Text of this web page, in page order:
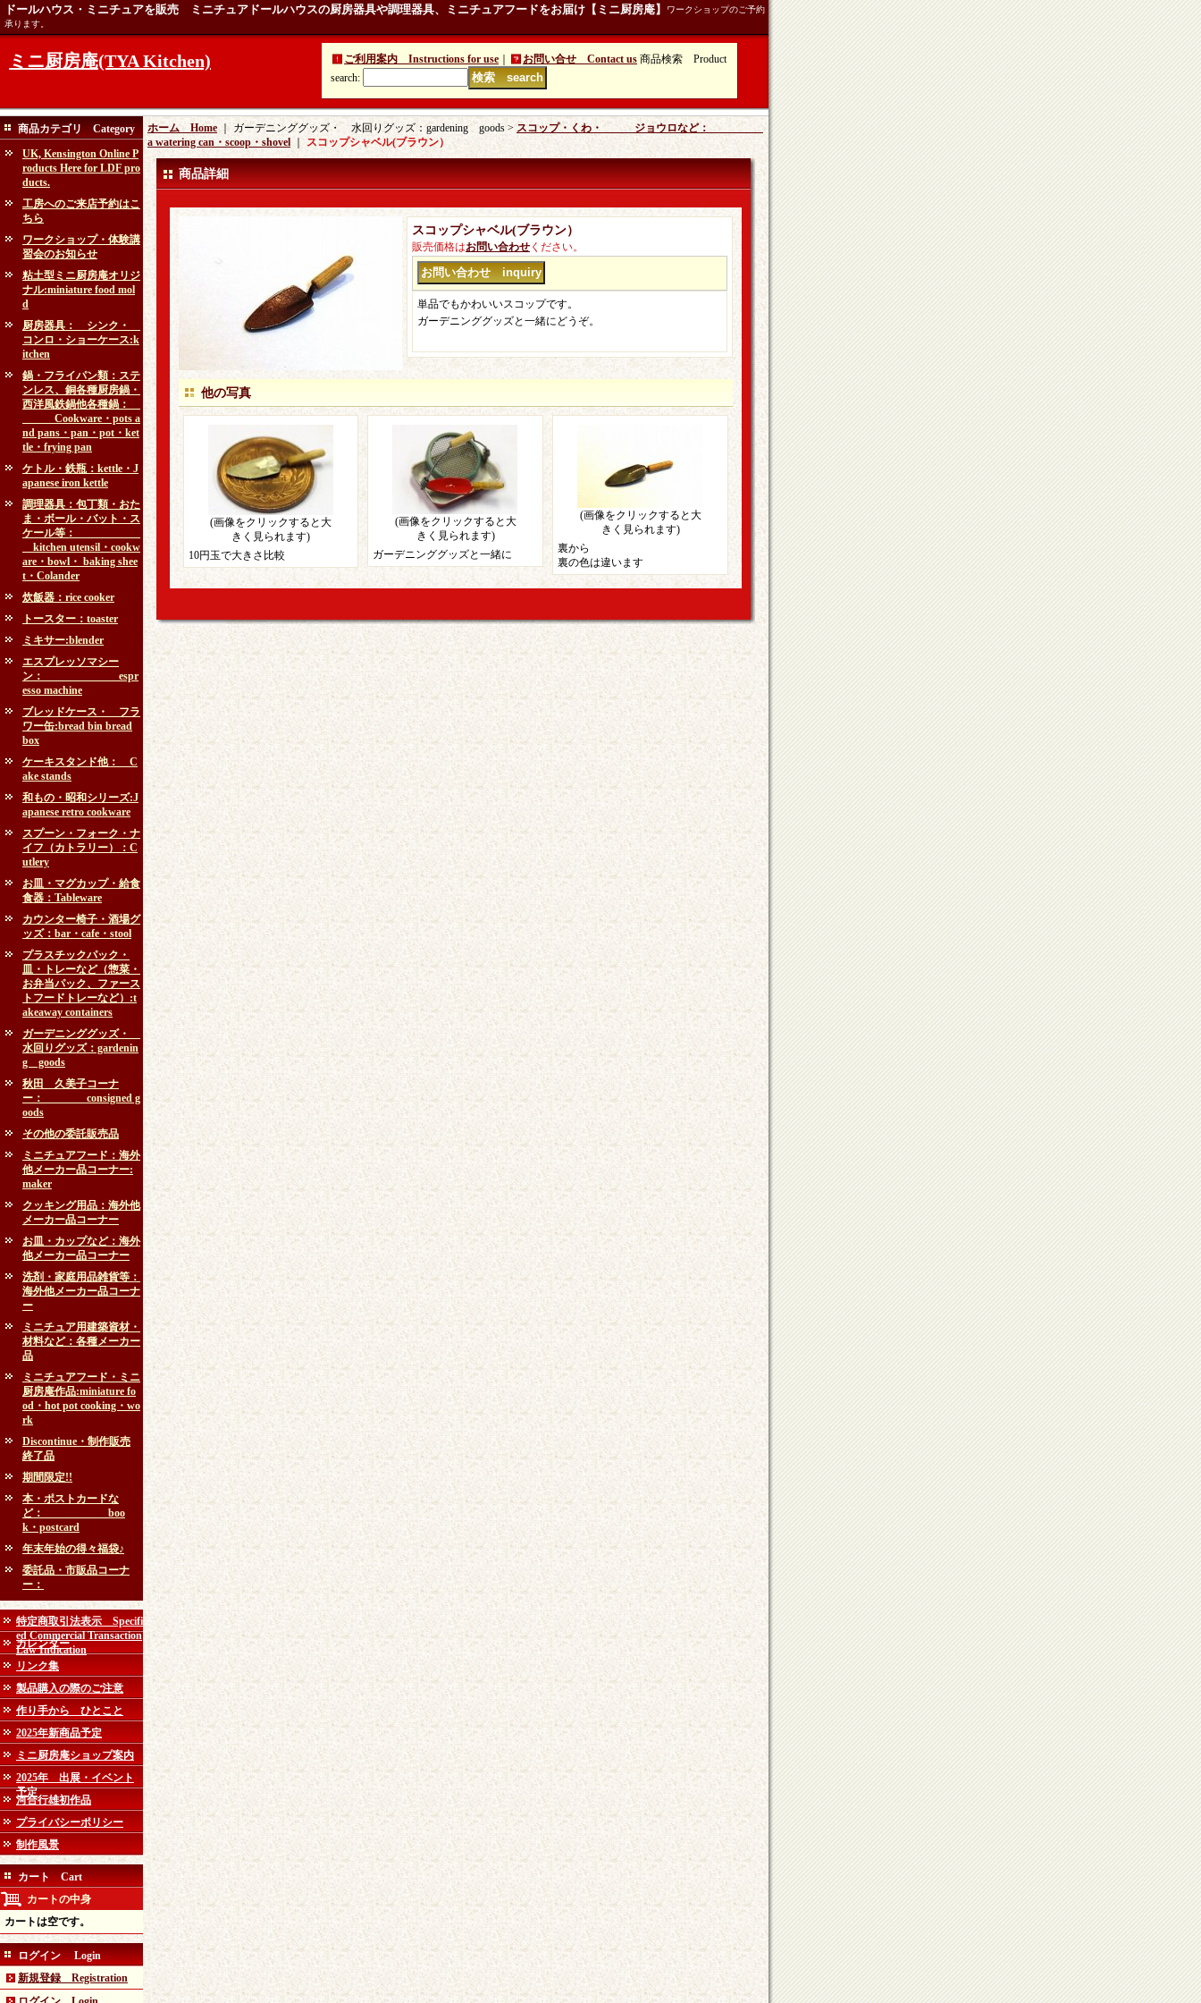
ドールハウス・ミニチュアを販売 ミニチュアドールハウスの厨房器具や調理器具、ミニチュアフードをお届け【ミニ厨房庵】
ワークショップのご予約
承ります。
ミニ厨房庵(TYA Kitchen) ご利用案内 Instructions for use お問い合せ Contact us 商品検索 Product
search:
商品カテゴリ Category
UK, Kensington Online P
roducts Here for LDF pro
ducts.
工房へのご来店予約はこ
ちら
ワークショップ・体験講
習会のお知らせ
粘土型ミニ厨房庵オリジ
ナル:miniature food mol
d
厨房器具： シンク・
コンロ・ショーケース:k
itchen
鍋・フライパン類：ステ
ンレス、銅各種厨房鍋・
西洋風鉄鍋他各種鍋：
Cookware・pots a
nd pans・pan・pot・ket
tle・frying pan
ケトル・鉄瓶：kettle・J
apanese iron kettle
調理器具：包丁類・おた
ま・ボール・バット・ス
ケール等：
kitchen utensil・cookw
are・bowl・ baking shee
t・Colander
炊飯器：rice cooker
トースター：toaster
ミキサー:blender
エスプレッソマシー
ン： espr
esso machine
ブレッドケース・ フラ
ワー缶:bread bin bread
box
ケーキスタンド他： C
ake stands
和もの・昭和シリーズ:J
apanese retro cookware
スプーン・フォーク・ナ
イフ（カトラリー）：C
utlery
お皿・マグカップ・給食
食器：Tableware
カウンター椅子・酒場グ
ッズ：bar・cafe・stool
プラスチックパック・
皿・トレーなど（惣菜・
お弁当パック、ファース
トフードトレーなど）:t
akeaway containers
ガーデニンググッズ・
水回りグッズ：gardenin
g goods
秋田 久美子コーナ
ー： consigned g
oods
その他の委託販売品
ミニチュアフード：海外
他メーカー品コーナー:
maker
クッキング用品：海外他
メーカー品コーナー
お皿・カップなど：海外
他メーカー品コーナー
洗剤・家庭用品雑貨等：
海外他メーカー品コーナ
ー
ミニチュア用建築資材・
材料など：各種メーカー
品
ミニチュアフード・ミニ
厨房庵作品:miniature fo
od・hot pot cooking・wo
rk
Discontinue・制作販売
終了品
期間限定!!
本・ポストカードな
ど： boo
k・postcard
年末年始の得々福袋♪
委託品・市販品コーナ
ー：
特定商取引法表示 Specifi
ed Commercial Transaction
Law Indication
カレンダー
リンク集
製品購入の際のご注意
作り手から ひとこと
2025年新商品予定
ミニ厨房庵ショップ案内
2025年 出展・イベント
予定
河合行雄初作品
プライバシーポリシー
制作風景
カート Cart
カートの中身
カートは空です。
ログイン Login
新規登録 Registration
ホーム Home ｜ ガーデニンググッズ・ 水回りグッズ：gardening goods > スコップ・くわ・ ジョウロなど：
a watering can・scoop・shovel
スコップシャベル(ブラウン）
商品詳細
スコップシャベル(ブラウン）
販売価格はお問い合わせ ください。
単品でもかわいいスコップです。
ガーデニンググッズと一緒にどうぞ。
他の写真
(画像をクリックすると大
きく見られます)
10円玉で大きさ比較
(画像をクリックすると大
きく見られます)
ガーデニンググッズと一緒に
(画像をクリックすると大
きく見られます)
裏から
裏の色は違います